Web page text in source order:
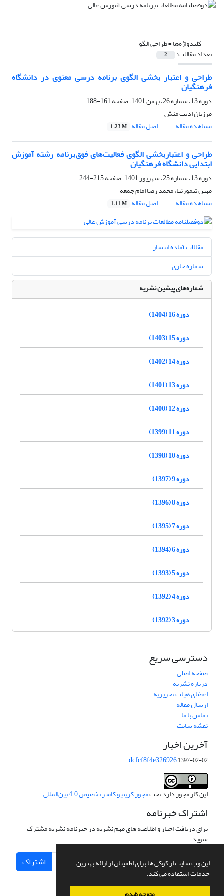
این وب سایت از کوکی ها برای اطمینان از ارائه بهترین
خدمات استفاده می کند.
کلیدواژه‌ها =طراحی الگو
تعداد مقالات: 2
طراحی و اعتبار بخشی الگوی برنامه درسی معنوی در دانشگاه
فرهنگیان
دوره 13، شماره 26، بهمن 1401، صفحه
161-188
مرزبان ادیب منش
مشاهده مقاله
اصل مقاله 1.23 M
طراحی و اعتباربخشی الگوی فعالیت‌های فوق‌برنامه رشته آموزش
ابتدایی دانشگاه فرهنگیان
دوره 13، شماره 25، شهریور 1401، صفحه
215-244
مهین تیمورنیا، محمد رضا امام جمعه
مشاهده مقاله
اصل مقاله 1.11 M
مقالات آماده انتشار
شماره جاری
شماره‌های پیشین نشریه
دوره 16 (1404)
دوره 15 (1403)
دوره 14 (1402)
دوره 13 (1401)
دوره 12 (1400)
دوره 11 (1399)
دوره 10 (1398)
دوره 9 (1397)
دوره 8 (1396)
دوره 7 (1395)
دوره 6 (1394)
دوره 5 (1393)
دوره 4 (1392)
دوره 3 (1392)
دسترسی سریع
صفحه اصلی
درباره نشریه
اعضای هیات تحریریه
ارسال مقاله
تماس با ما
نقشه سایت
آخرین اخبار
dcfcf8f4e3269261397-02-02
این کار مجوز دارد تحتمجوز کریتیو کامنز تخصیص 4.0 بین‌المللی .
اشتراک خبرنامه
برای دریافت اخبار و اطلاعیه های مهم نشریه در خبرنامه نشریه مشترک
شوید.
اشتراک